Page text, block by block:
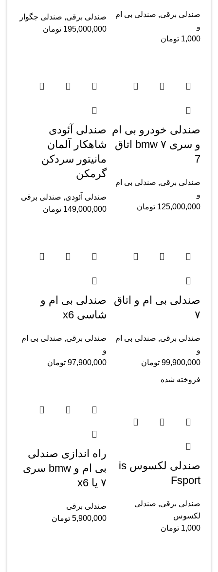
صندلی برقی, صندلی بی ام
و
1,000 تومان
صندلی برقی, صندلی جگوار
195,000,000 تومان
صندلی خودرو بی ام
و سری ۷ bmw اتاق
‌7
صندلی برقی, صندلی بی ام
و
125,000,000 تومان
صندلی آئودی
شاهکار آلمان
مانیتور سردکن
گرمکن
صندلی آئودی, صندلی برقی
149,000,000 تومان
صندلی بی ام و اتاق
۷
صندلی برقی, صندلی بی ام
و
99,900,000 تومان
صندلی بی ام و
شاسی x6
صندلی برقی, صندلی بی ام
و
97,900,000 تومان
فروخته شده
صندلی لکسوس is
Fsport
صندلی برقی, صندلی
لکسوس
1,000 تومان
راه اندازی صندلی
بی ام و bmw سری
۷ یا x6
صندلی برقی
5,900,000 تومان